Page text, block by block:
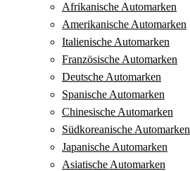
Afrikanische Automarken
Amerikanische Automarken
Italienische Automarken
Französische Automarken
Deutsche Automarken
Spanische Automarken
Chinesische Automarken
Südkoreanische Automarken
Japanische Automarken
Asiatische Automarken